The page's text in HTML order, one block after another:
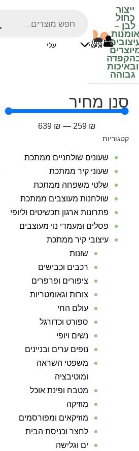
ייצור
כחול
לבן –
אומנות
ובאיכות
גבוהה
₪0
0
עלי
0
אזור
אישי
סנן מחיר
₪
259
—
₪
639
קטגוריות
שעונים שולחניים ממתכת
שעוני קיר ממתכת
שלטי משפחה ממתכת
שולחנות מעוצבים ממתכת
פתרונות ארגון תכשיטים וליופי
פסלים ומעמדי נוי מעוצבים
עיצובי קיר ממתכת
שונות
רכבים וכבישים
ציפורים ופרפרים
צורות וגאומטריות
עולם החי
ספורט וכדורגל
נשים ויופי
נופים ערים ובניינים
משפטי השראה
ומוטיבציה
מטבח ופינת אוכל
מוזיקה
מוזיקאים ומפורסמים
לחצר וכניסת הבית
ים וגלישה